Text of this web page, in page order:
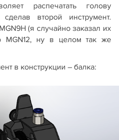
распечатать голову
второй инструмент.
(я случайно заказал их
MGN12, ну в целом так же
в конструкции – балка: